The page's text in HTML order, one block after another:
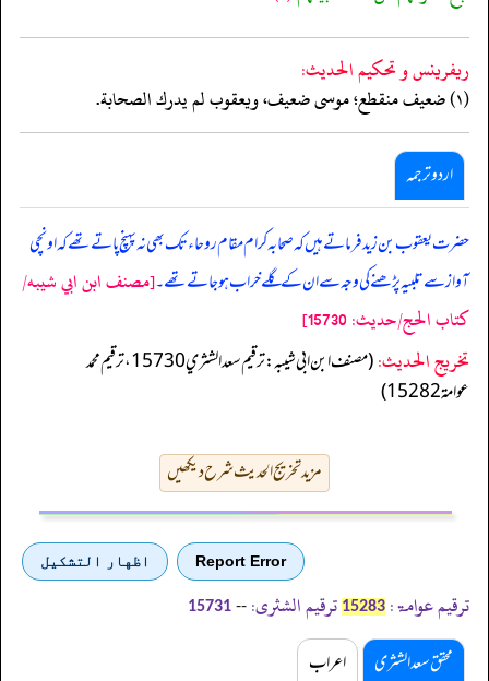
ريفرينس و تحكيم الحدیث:
(١) ضعيف منقطع؛ موسى ضعيف، ويعقوب لم يدرك الصحابة.
اردو ترجمہ
حضرت یعقوب بن زید فرماتے ہیں کہ صحابہ کرام مقام روحاء تک بھی نہ پہنچ پاتے تھے کہ اونچی
آواز سے تلبیہ پڑھنے کی وجہ سے ان کے گلے خراب ہوجاتے تھے۔[مصنف ابن ابي شيبه/
كتاب الحج/حدیث: 15730]
تخریج الحدیث:
(مصنف ابن ابي شيبه: ترقيم سعد الشثري 15730، ترقيم محمد
عوامة 15282)
مزید تخریج الحدیث شرح دیکھیں
Report Error اظهار التشكيل
ترقیم عوامۃ: 15283 ترقیم الشثری: --
15731
محقق سعد الشثری اعراب